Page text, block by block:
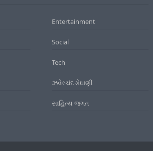
Entertainment
Social
Tech
ઝવેરચંદ મેઘાણી
સાહિત્ય જગત